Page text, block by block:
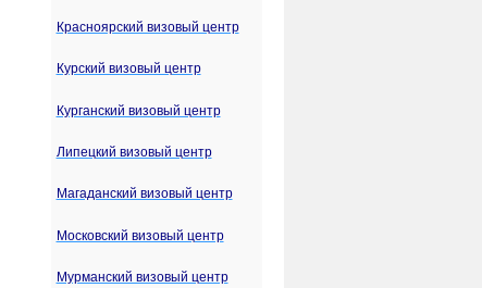
Красноярский визовый центр
Курский визовый центр
Курганский визовый центр
Липецкий визовый центр
Магаданский визовый центр
Московский визовый центр
Мурманский визовый центр